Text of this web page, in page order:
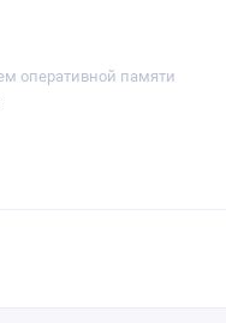
оперативной памяти